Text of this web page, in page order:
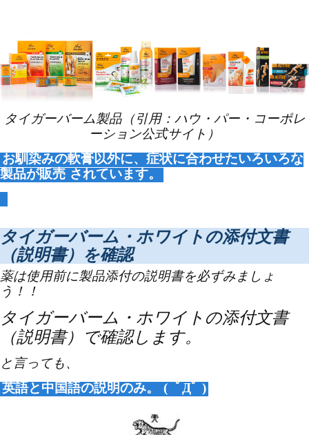
タイガーバーム製品（引用：ハウ・パー・コーポレ
ーション公式サイト）
お馴染みの軟膏以外に、症状に合わせたいろいろな
製品が販売 されています。
タイガーバーム・ホワイトの添付文書
（説明書）を確認
薬は使用前に製品添付の説明書を必ずみましょ
う！！
タイガーバーム・ホワイトの添付文書
（説明書）で確認します。
と言っても、
英語と中国語の説明のみ。
( ﾟДﾟ )